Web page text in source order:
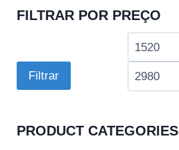
FILTRAR POR PREÇO
Preço
Filtrar
PRODUCT CATEGORIES